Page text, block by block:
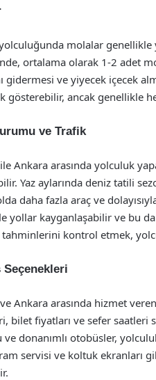
molalar
ortalama olarak 1-2 adet
gidermesi ve yiyecek içecek
gösterebilir, ancak genellikle
ve Trafik
Ankara arasında yolculuk
Yaz aylarında deniz tatili
daha fazla araç ve
yollar kayganlaşabilir ve bu
kontrol etmek,
Seçenekleri
Ankara arasında hizmet
bilet fiyatları ve sefer saatleri
donanımlı otobüsler,
servisi ve koltuk ekranları